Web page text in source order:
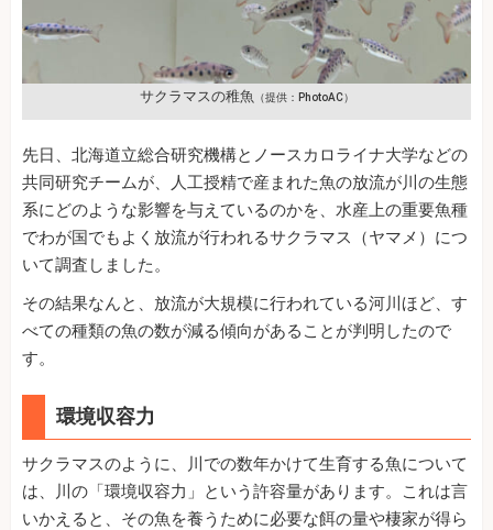
サクラマスの稚魚 （提供：PhotoAC）
先日、北海道立総合研究機構とノースカロライナ大学などの
共同研究チームが、人工授精で産まれた魚の放流が川の生態
系にどのような影響を与えているのかを、水産上の重要魚種
でわが国でもよく放流が行われるサクラマス（ヤマメ）につ
いて調査しました。
その結果なんと、放流が大規模に行われている河川ほど、す
べての種類の魚の数が減る傾向があることが判明したので
す。
環境収容力
サクラマスのように、川での数年かけて生育する魚について
は、川の「環境収容力」という許容量があります。これは言
いかえると、その魚を養うために必要な餌の量や棲家が得ら